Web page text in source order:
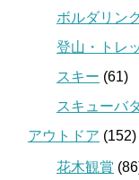
ボルダリン
登山・トレ
スキー (61)
スキューバ
アウトドア (152)
花木観賞